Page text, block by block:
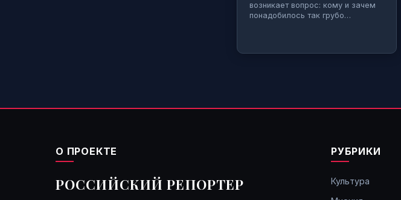
Подмосковье за «спор о
возникает вопрос: кому и зачем
понадобилось так грубо…
О ПРОЕКТЕ
РОССИЙСКИЙ РЕПОРТЕР
РУБРИКИ
Культура